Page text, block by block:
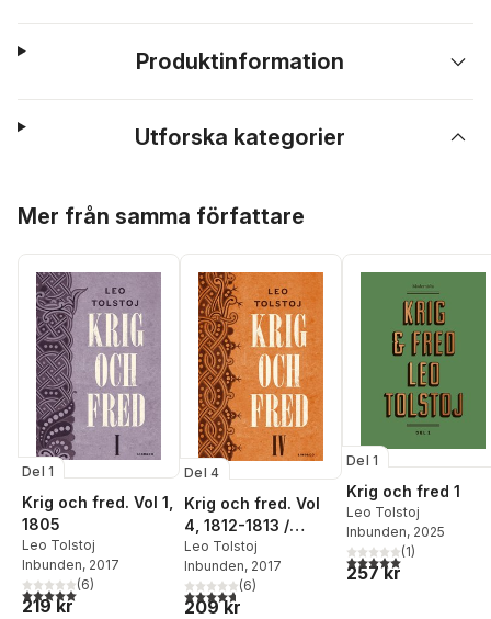
Produktinformation
Utforska kategorier
Mer från samma författare
Del 1
Krig och fred. Vol 1,
1805
Leo Tolstoj
Inbunden, 2017
5,0utav 5 stjärnor. Totalt antal röster:
(6)
219 kr
Del 4
Krig och fred. Vol
4, 1812-1813 /
Epilog
Leo Tolstoj
Inbunden, 2017
4,7utav 5 stjärnor. Totalt antal röster:
(6)
209 kr
Del 1
Krig och fred 1
Leo Tolstoj
Inbunden, 2025
5,0utav 5 stjärnor.
(1)
257 kr